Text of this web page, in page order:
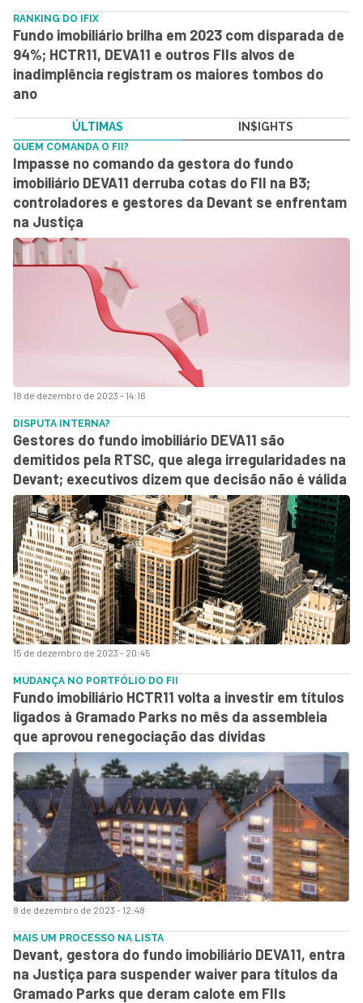
RANKING DO IFIX
Fundo imobiliário brilha em 2023 com disparada de
94%; HCTR11, DEVA11 e outros FIIs alvos de
inadimplência registram os maiores tombos do
ano
ÚLTIMAS IN$IGHTS
18 de dezembro de 2023 - 14:16
QUEM COMANDA O FII?
Impasse no comando da gestora do fundo
imobiliário DEVA11 derruba cotas do FII na B3;
controladores e gestores da Devant se enfrentam
na Justiça
15 de dezembro de 2023 - 20:45
DISPUTA INTERNA?
Gestores do fundo imobiliário DEVA11 são
demitidos pela RTSC, que alega irregularidades na
Devant; executivos dizem que decisão não é válida
8 de dezembro de 2023 - 12:48
MUDANÇA NO PORTFÓLIO DO FII
Fundo imobiliário HCTR11 volta a investir em títulos
ligados à Gramado Parks no mês da assembleia
que aprovou renegociação das dívidas
MAIS UM PROCESSO NA LISTA
Devant, gestora do fundo imobiliário DEVA11, entra
na Justiça para suspender waiver para títulos da
Gramado Parks que deram calote em FIIs